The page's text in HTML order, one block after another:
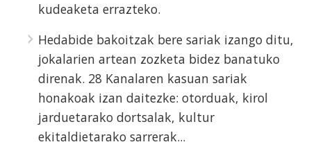
kudeaketa errazteko.
Hedabide bakoitzak bere sariak izango ditu,
jokalarien artean zozketa bidez banatuko
direnak. 28 Kanalaren kasuan sariak
honakoak izan daitezke: otorduak, kirol
jarduetarako dortsalak, kultur
ekitaldietarako sarrerak...